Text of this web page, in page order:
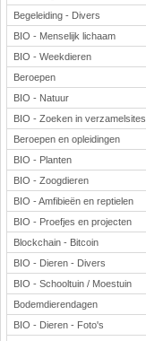
Begeleiding - Divers
BIO - Menselijk lichaam
BIO - Weekdieren
Beroepen
BIO - Natuur
BIO - Zoeken in verzamelsites
Beroepen en opleidingen
BIO - Planten
BIO - Zoogdieren
BIO - Amfibieën en reptielen
BIO - Proefjes en projecten
Blockchain - Bitcoin
BIO - Dieren - Divers
BIO - Schooltuin / Moestuin
Bodemdierendagen
BIO - Dieren - Foto's